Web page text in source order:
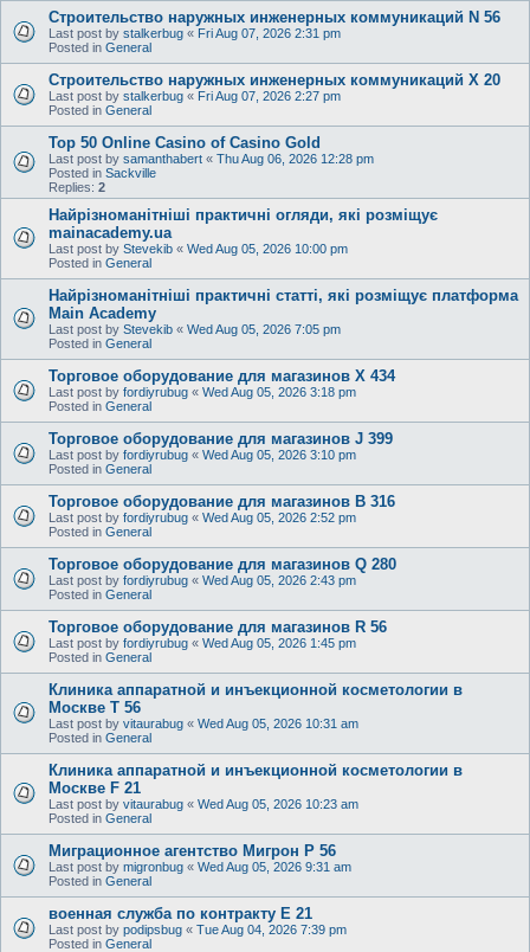
Строительство наружных инженерных коммуникаций N 56
Last post by stalkerbug « Fri Aug 07, 2026 2:31 pm
Posted in General
Строительство наружных инженерных коммуникаций X 20
Last post by stalkerbug « Fri Aug 07, 2026 2:27 pm
Posted in General
Top 50 Online Casino of Casino Gold
Last post by samanthabert « Thu Aug 06, 2026 12:28 pm
Posted in Sackville
Replies: 2
Найрізноманітніші практичні огляди, які розміщує
mainacademy.ua
Last post by Stevekib « Wed Aug 05, 2026 10:00 pm
Posted in General
Найрізноманітніші практичні статті, які розміщує платформа
Main Academy
Last post by Stevekib « Wed Aug 05, 2026 7:05 pm
Posted in General
Торговое оборудование для магазинов X 434
Last post by fordiyrubug « Wed Aug 05, 2026 3:18 pm
Posted in General
Торговое оборудование для магазинов J 399
Last post by fordiyrubug « Wed Aug 05, 2026 3:10 pm
Posted in General
Торговое оборудование для магазинов B 316
Last post by fordiyrubug « Wed Aug 05, 2026 2:52 pm
Posted in General
Торговое оборудование для магазинов Q 280
Last post by fordiyrubug « Wed Aug 05, 2026 2:43 pm
Posted in General
Торговое оборудование для магазинов R 56
Last post by fordiyrubug « Wed Aug 05, 2026 1:45 pm
Posted in General
Клиника аппаратной и инъекционной косметологии в
Москве T 56
Last post by vitaurabug « Wed Aug 05, 2026 10:31 am
Posted in General
Клиника аппаратной и инъекционной косметологии в
Москве F 21
Last post by vitaurabug « Wed Aug 05, 2026 10:23 am
Posted in General
Миграционное агентство Мигрон P 56
Last post by migronbug « Wed Aug 05, 2026 9:31 am
Posted in General
военная служба по контракту E 21
Last post by podipsbug « Tue Aug 04, 2026 7:39 pm
Posted in General